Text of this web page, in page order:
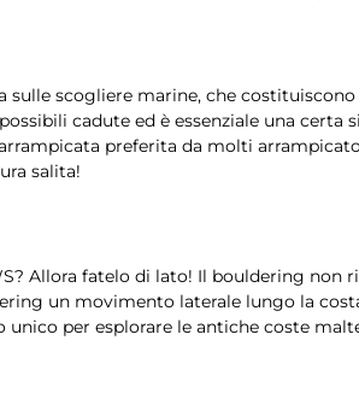
scogliere marine, che costituiscono
cadute ed è essenziale una certa
preferita da molti
salita!
Allora fatelo di lato! Il bouldering non
un movimento laterale lungo la
per esplorare le antiche coste